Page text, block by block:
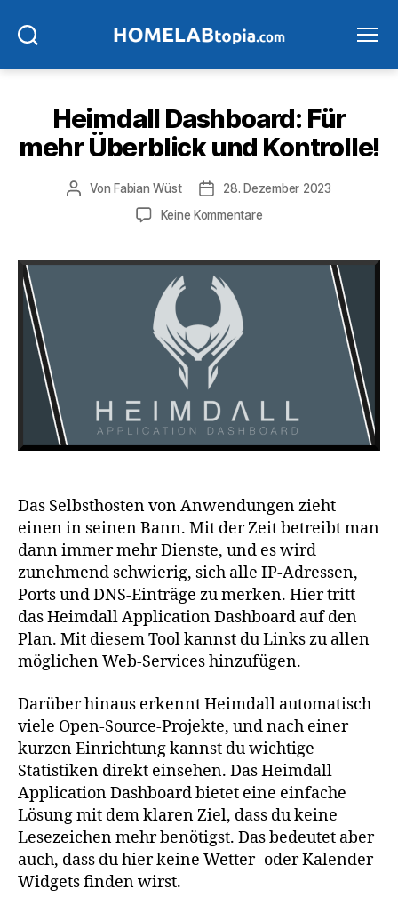
Heimdall Dashboard: Für
mehr Überblick und Kontrolle!
Beitragsautor
Von Fabian Wüst Veröffentlichungsdatum
28. Dezember 2023
Keine Kommentarezu
Für
Das Selbsthosten von Anwendungen zieht
einen in seinen Bann. Mit der Zeit betreibt man
dann immer mehr Dienste, und es wird
zunehmend schwierig, sich alle IP-Adressen,
Ports und DNS-Einträge zu merken. Hier tritt
das Heimdall Application Dashboard auf den
Plan. Mit diesem Tool kannst du Links zu allen
möglichen Web-Services hinzufügen.
Darüber hinaus erkennt Heimdall automatisch
viele Open-Source-Projekte, und nach einer
kurzen Einrichtung kannst du wichtige
Statistiken direkt einsehen. Das Heimdall
Application Dashboard bietet eine einfache
Lösung mit dem klaren Ziel, dass du keine
Lesezeichen mehr benötigst. Das bedeutet aber
auch, dass du hier keine Wetter- oder Kalender-
Widgets finden wirst.